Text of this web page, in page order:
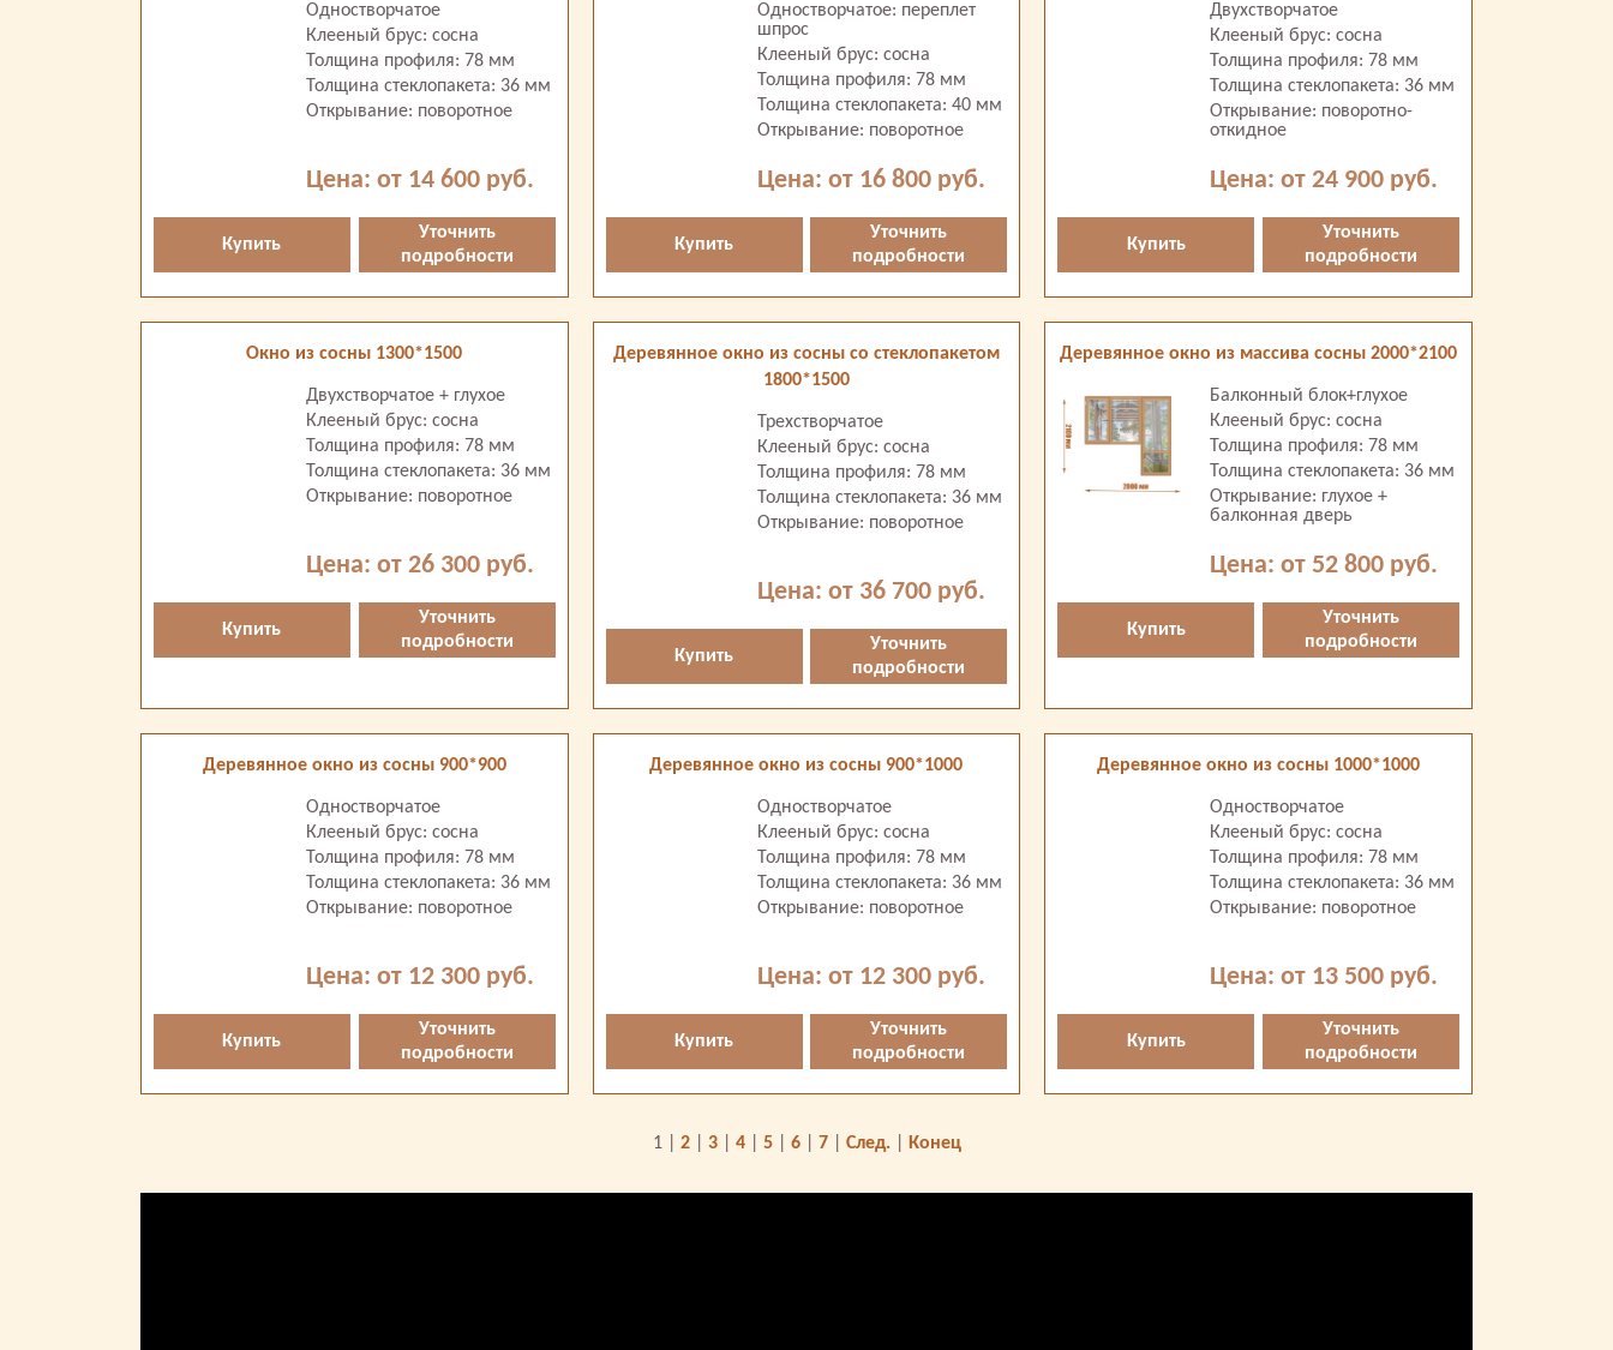
Одностворчатое
Клееный брус: сосна
Толщина профиля: 78 мм
Толщина стеклопакета: 36 мм
Открывание: поворотное
Цена: от 14 600 руб.
Купить
Уточнить
подробности
Одностворчатое: переплет
шпрос
Клееный брус: сосна
Толщина профиля: 78 мм
Толщина стеклопакета: 40 мм
Открывание: поворотное
Цена: от 16 800 руб.
Купить
Уточнить
подробности
Двухстворчатое
Клееный брус: сосна
Толщина профиля: 78 мм
Толщина стеклопакета: 36 мм
Открывание: поворотно-
откидное
Цена: от 24 900 руб.
Купить
Уточнить
подробности
Окно из сосны 1300*1500
Двухстворчатое + глухое
Клееный брус: сосна
Толщина профиля: 78 мм
Толщина стеклопакета: 36 мм
Открывание: поворотное
Цена: от 26 300 руб.
Купить
Уточнить
подробности
Деревянное окно из сосны со стеклопакетом
1800*1500
Трехстворчатое
Клееный брус: сосна
Толщина профиля: 78 мм
Толщина стеклопакета: 36 мм
Открывание: поворотное
Цена: от 36 700 руб.
Купить
Уточнить
подробности
Деревянное окно из массива сосны 2000*2100
Балконный блок+глухое
Клееный брус: сосна
Толщина профиля: 78 мм
Толщина стеклопакета: 36 мм
Открывание: глухое +
балконная дверь
Цена: от 52 800 руб.
Купить
Уточнить
подробности
Деревянное окно из сосны 900*900
Одностворчатое
Клееный брус: сосна
Толщина профиля: 78 мм
Толщина стеклопакета: 36 мм
Открывание: поворотное
Цена: от 12 300 руб.
Купить
Уточнить
подробности
Деревянное окно из сосны 900*1000
Одностворчатое
Клееный брус: сосна
Толщина профиля: 78 мм
Толщина стеклопакета: 36 мм
Открывание: поворотное
Цена: от 12 300 руб.
Купить
Уточнить
подробности
Деревянное окно из сосны 1000*1000
Одностворчатое
Клееный брус: сосна
Толщина профиля: 78 мм
Толщина стеклопакета: 36 мм
Открывание: поворотное
Цена: от 13 500 руб.
Купить
Уточнить
подробности
1| 2| 3| 4| 5| 6| 7| След.| Конец